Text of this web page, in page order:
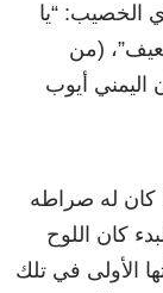
الخصيب: “يا
(من
اليمني أيوب
كان له صراطه
كان اللوح
الأولى في تلك